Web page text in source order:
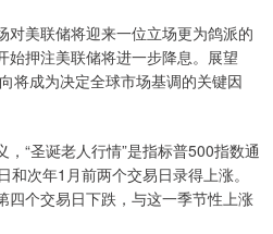
对美联储将迎来一位立场更为鸽派的
始押注美联储将进一步降息。展望
将成为决定全球市场基调的关键因
“圣诞老人行情”是指标普500指数通
次年1月前两个交易日录得上涨。
四个交易日下跌，与这一季节性上涨